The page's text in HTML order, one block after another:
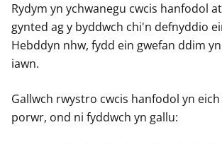
Rydym yn ychwanegu cwcis hanfodol
gynted ag y byddwch chi'n defnyddio
Hebddyn nhw, fydd ein gwefan ddim
iawn.
Gallwch rwystro cwcis hanfodol yn
porwr, ond ni fyddwch yn gallu: